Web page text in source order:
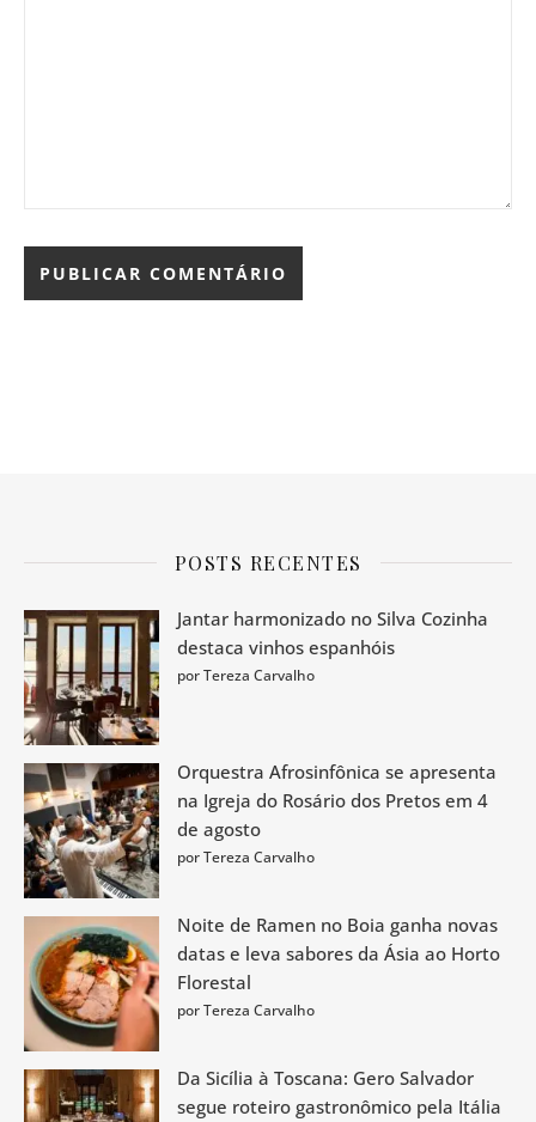
POSTS RECENTES
Jantar harmonizado no Silva Cozinha
destaca vinhos espanhóis
por Tereza Carvalho
Orquestra Afrosinfônica se apresenta
na Igreja do Rosário dos Pretos em 4
de agosto
por Tereza Carvalho
Noite de Ramen no Boia ganha novas
datas e leva sabores da Ásia ao Horto
Florestal
por Tereza Carvalho
Da Sicília à Toscana: Gero Salvador
segue roteiro gastronômico pela Itália